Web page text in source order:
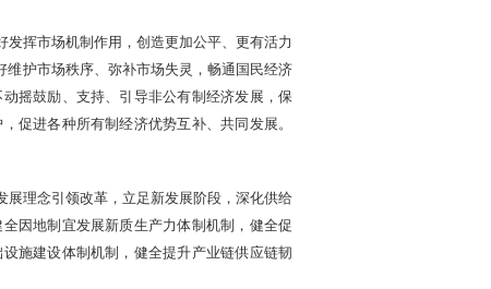
挥市场机制作用，创造更加公平、更有活力
维护市场秩序、弥补市场失灵，畅通国民经济
摇鼓励、支持、引导非公有制经济发展，保
促进各种所有制经济优势互补、共同发展。
理念引领改革，立足新发展阶段，深化供给
因地制宜发展新质生产力体制机制，健全促
施建设体制机制，健全提升产业链供应链韧